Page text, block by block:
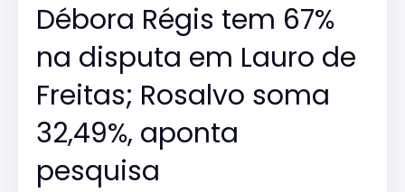
Débora Régis tem 67%
na disputa em Lauro de
Freitas; Rosalvo soma
32,49%, aponta
pesquisa